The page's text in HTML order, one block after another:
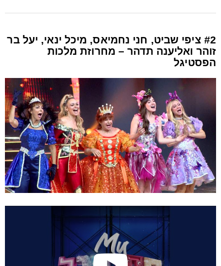
#2 ציפי שביט, חני נחמיאס, מיכל ינאי, יעל בר
זוהר ואליענה תדהר – מחרוזת מלכות
הפסטיגל